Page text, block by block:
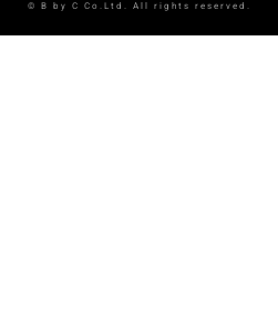
© B by C Co.Ltd. All rights reserved.